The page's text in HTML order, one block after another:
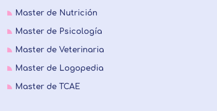
Master de Nutrición
Master de Psicología
Master de Veterinaria
Master de Logopedia
Master de TCAE